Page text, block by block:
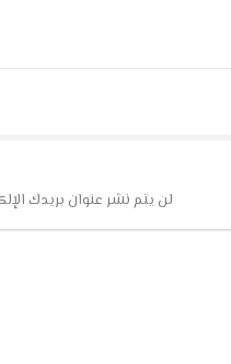
لن يتم نشر عنوان بريدك